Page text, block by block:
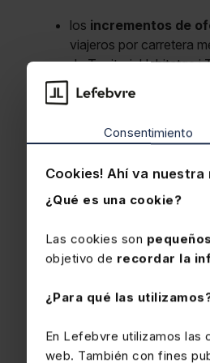
Consentimiento
Cookies! Ahí va nuestra
¿Qué es una cookie?
Las cookies son
objetivo de recordar la
¿Para qué las
En Lefebvre utilizamos las
web. También con fines
los incrementos de
viajeros por carretera
de Territori, Habitatge i
Barcelona, como
señalados y que
Generalitat de Catalunya.
Los conductores han de
BOE 24-1-26EDL 2026/